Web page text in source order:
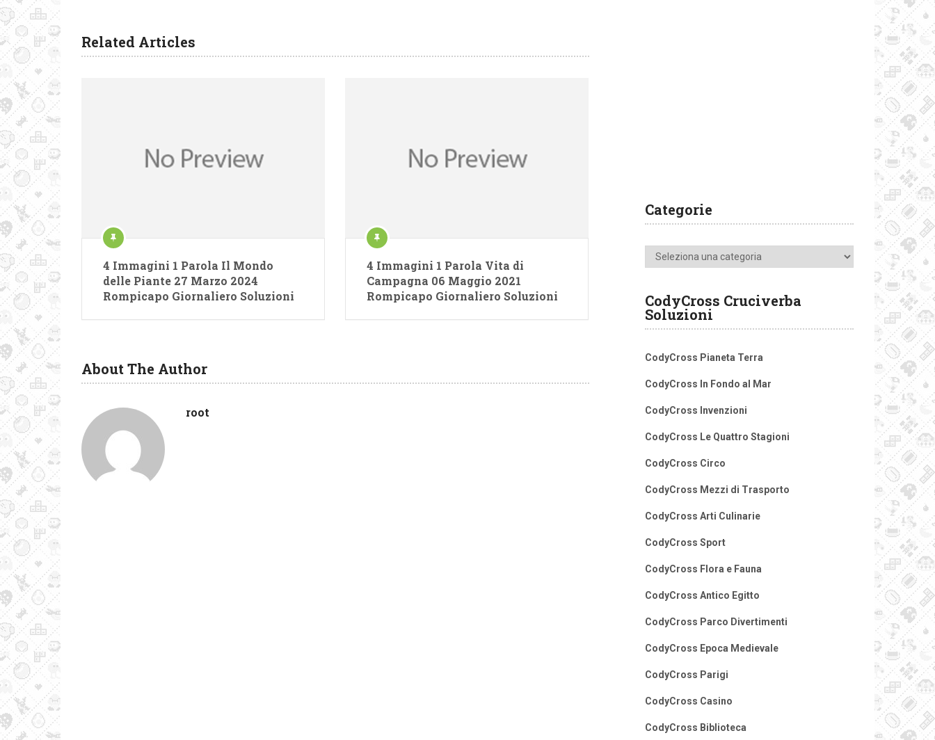
Related Articles
4 Immagini 1 Parola Il Mondo
delle Piante 27 Marzo 2024
Rompicapo Giornaliero Soluzioni
4 Immagini 1 Parola Vita di
Campagna 06 Maggio 2021
Rompicapo Giornaliero Soluzioni
About The Author
root
Categorie
Categorie
CodyCross Cruciverba
Soluzioni
CodyCross Pianeta Terra
CodyCross In Fondo al Mar
CodyCross Invenzioni
CodyCross Le Quattro Stagioni
CodyCross Circo
CodyCross Mezzi di Trasporto
CodyCross Arti Culinarie
CodyCross Sport
CodyCross Flora e Fauna
CodyCross Antico Egitto
CodyCross Parco Divertimenti
CodyCross Epoca Medievale
CodyCross Parigi
CodyCross Casino
CodyCross Biblioteca